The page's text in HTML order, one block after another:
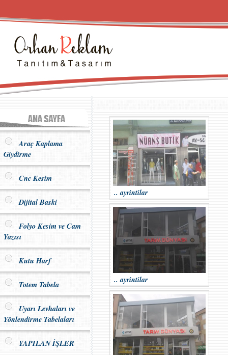
Araç Kaplama
Giydirme
Cnc Kesim
Dijital Baski
Folyo Kesim ve Cam
Yazısı
Kutu Harf
Totem Tabela
Uyarı Levhaları ve
Yönlendirme Tabelaları
YAPILAN İŞLER
.. ayrintilar
.. ayrintilar